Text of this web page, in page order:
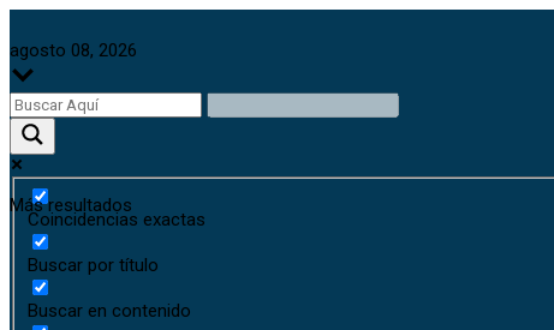
agosto 08, 2026
Más resultados
Coincidencias exactas
Buscar por título
Buscar en contenido